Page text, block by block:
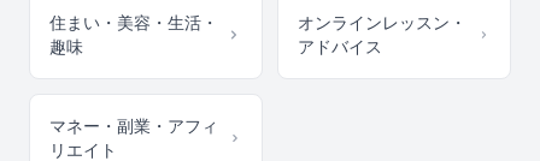
住まい・美容・生活・
趣味
オンラインレッスン・
アドバイス
マネー・副業・アフィ
リエイト